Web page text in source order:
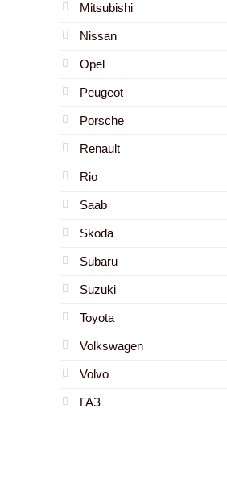
Mitsubishi
Nissan
Opel
Peugeot
Porsche
Renault
Rio
Saab
Skoda
Subaru
Suzuki
Toyota
Volkswagen
Volvo
ГАЗ